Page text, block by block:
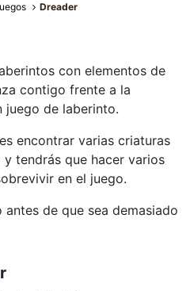
Dreader
con elementos de
contigo frente a la
juego de laberinto.
encontrar varias criaturas
tendrás que hacer varios
en el juego.
antes de que sea demasiado